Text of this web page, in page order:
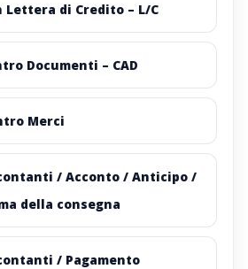
Lettera di Credito – L/C
Documenti – CAD
Merci
/ Acconto / Anticipo /
della consegna
/ Pagamento